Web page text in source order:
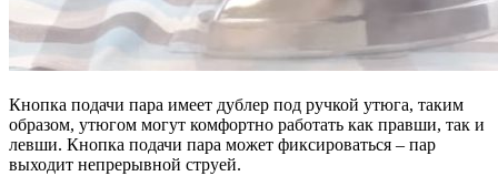
Кнопка подачи пара имеет дублер под ручкой утюга, таким
образом, утюгом могут комфортно работать как правши, так и
левши. Кнопка подачи пара может фиксироваться – пар
выходит непрерывной струей.